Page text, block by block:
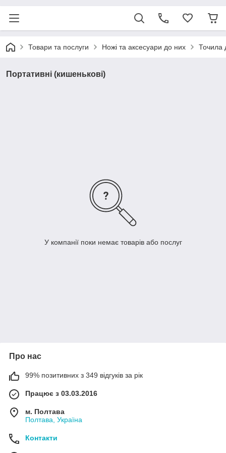
Товари та послуги Ножі та аксесуари до них Точила
Портативні (кишенькові)
У компанії поки немає товарів або послуг
Про нас
99% позитивних з 349 відгуків за рік
Працює з 03.03.2016
м. Полтава
Полтава, Україна
Контакти